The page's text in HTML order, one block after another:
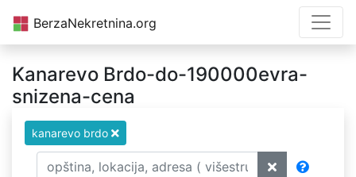
BerzaNekretnina.org
Kanarevo Brdo-do-190000evra-
snizena-cena
kanarevo brdo